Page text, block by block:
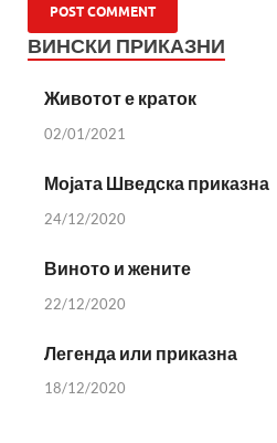
ВИНСКИ ПРИКАЗНИ
Животот е краток
02/01/2021
Мојата Шведска приказна
24/12/2020
Виното и жените
22/12/2020
Легенда или приказна
18/12/2020